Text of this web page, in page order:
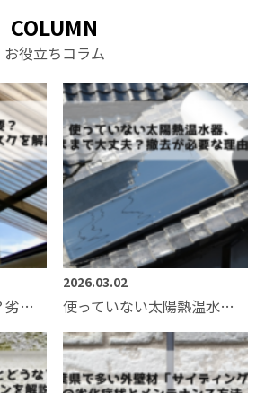
COLUMN
お役立ちコラム
波板交換はいつ必要？劣化サインと放置するリスクを解説
2026.03.02
使っていない太陽熱温水器、そのままで大丈夫？撤去が必要な理由とは